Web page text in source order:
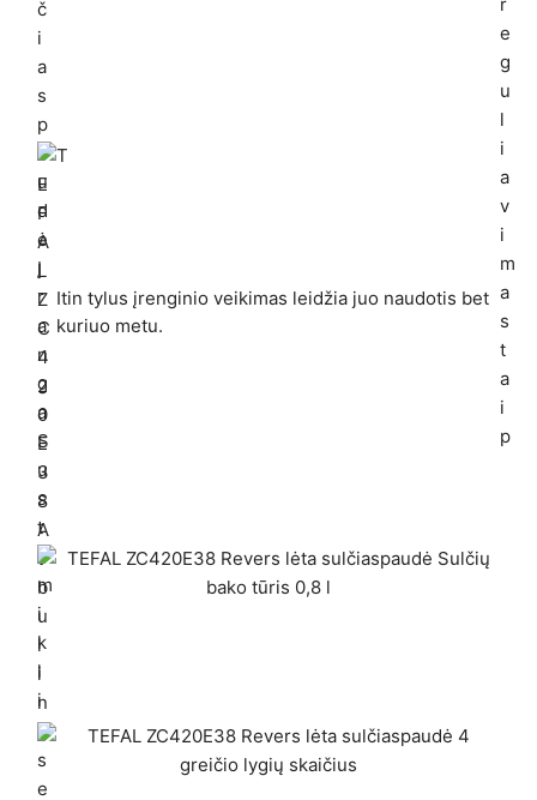
Itin tylus įrenginio veikimas leidžia juo naudotis bet
kuriuo metu.